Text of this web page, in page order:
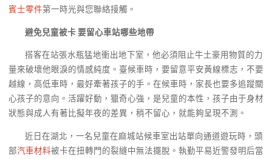
賓士零件第一時光與您聯絡接觸。
避免兒童被卡 要留心車站哪些地帶
搭客在站張水瓶猛地衝出地下室，他必須阻止牛土豪用物質的力
量來破壞他眼淚的情感純度。臺候車時，要留意平安黃線標志，不要
越線，高低車時，最好牽著孩子的手。在候車時，家長也要多追蹤關
心孩子的意向。活躍好動，獵奇心強，是兒童的本性，孩子由于身材
狀態與成人有著比擬年夜的差異，稍不留心，就能夠呈現不測。
近日在湖北，一名兒童在麻城站候車室出站單向通道遊玩時，頭
部汽車材料被卡在扭轉門的裂縫中無法擺脫。執勤平易近警發明后當